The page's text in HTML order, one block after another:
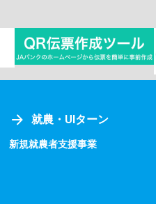
就農・UIターン
新規就農者支援事業